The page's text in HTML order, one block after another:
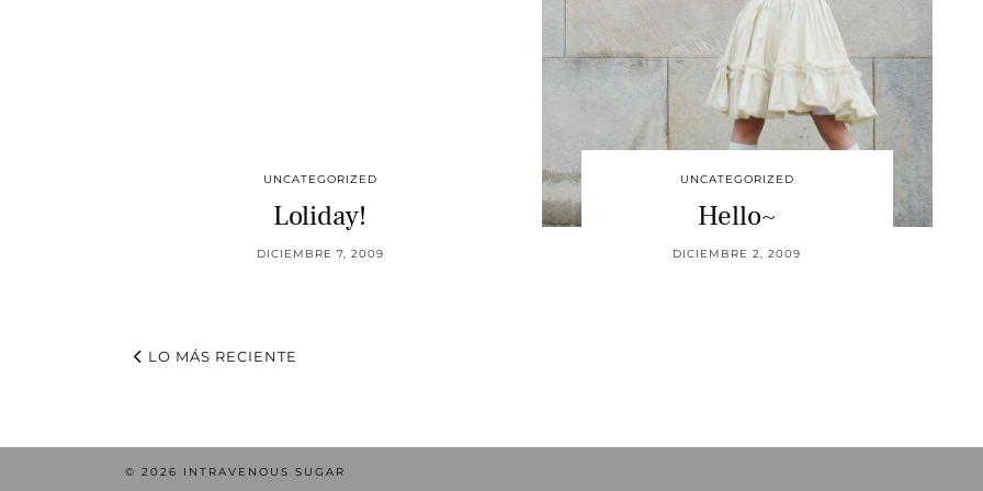
UNCATEGORIZED
Loliday!
DICIEMBRE 7, 2009
UNCATEGORIZED
Hello~
DICIEMBRE 2, 2009
LO MÁS RECIENTE
© 2026 INTRAVENOUS SUGAR